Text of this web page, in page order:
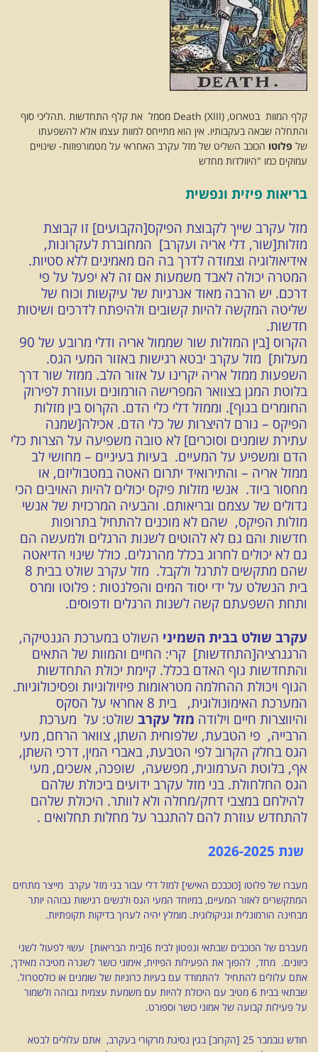
קלף המוות בטארוט, Death (XIII) מסמל את קלף התחדשות .תהליכי סוף
והתחלה שבאה בעקבותיו. אין הוא מתייחס למוות עצמו אלא להשפעתו
של פלוטו הכוכב השליט של מזל עקרב האחראי על מטמורפוזות- שינויים
עמוקים כמו "היוולדות מחדש
בריאות פיזית ונפשית
מזל עקרב שייך לקבוצת הפיקס[הקבועים] זו קבוצת
מזלות[שור, דלי אריה ועקרב] המחוברת לעקרונות,
אידיאולוגיה וצמודה לדרך בה הם מאמינים ללא סטיות.
המטרה יכולה לאבד משמעות אם זה לא יפעל על פי
דרכם. יש הרבה מאוד אנרגיות של עיקשות וכוח של
שליטה המקשה להיות קשובים ולהיפתח לדרכים ושיטות
חדשות.
הקרוס [בין המזלות שור שממול אריה ודלי מרובע של 90
מעלות] מזל עקרב יבטא רגישות באזור המעי הגס.
השפעות ממזל אריה יקרינו על אזור הלב. ממזל שור דרך
בלוטת המגן בצוואר המפרישה הורמונים ועוזרת לפירוק
החומרים בגוף]. וממזל דלי כלי הדם. הקרוס בין מזלות
הפיקס – גורם להיצרות של כלי הדם. אכילה[שמנה
עתירת שומנים וסוכרים] לא טובה משפיעה על הצרות כלי
הדם ומשפיע על המעיים. בעיות בעיניים – מחושי לב
ממזל אריה – והתירואיד יתרום האטה במטבוליזם, או
מחסור ביוד. אנשי מזלות פיקס יכולים להיות האויבים הכי
גדולים של עצמם ובריאותם. והבעיה המרכזית של אנשי
מזלות הפיקס, שהם לא מוכנים להתחיל בתרופות
חדשות והם גם לא להוטים לשנות הרגלים ולמעשה הם
גם לא יכולים לחרוג בכלל מהרגלים. כולל שינוי הדיאטה
שהם מתקשים לתרגל ולקבל. מזל עקרב שולט בבית 8
בית הנשלט על ידי יסוד המים והפלנטות : פלוטו ומרס
ותחת השפעתם קשה לשנות הרגלים ודפוסים.
עקרב שולט בבית השמיני השולט במערכת הגנטיקה,
הרגנרציה[התחדשות] קרי: החיים והמוות של התאים
והתחדשות גוף האדם בכלל. קיימת יכולת התחדשות
הגוף ויכולת ההחלמה מטראומות פיזיולוגיות ופסיכולוגיות.
המערכת האימונולוגית, בית 8 אחראי על הסקס
והיווצרות חיים וילודה מזל עקרב שולט: על מערכת
הרבייה, פי הטבעת, שלפוחית השתן, צוואר הרחם, מעי
הגס בחלק הקרוב לפי הטבעת, באברי המין, דרכי השתן,
אף, בלוטת הערמונית, מפשעה, שופכה, אשכים, מעי
הגס החלחולת. בני מזל עקרב ידועים ביכולת שלהם
להילחם במצבי דחק/מחלה ולא לוותר. היכולת שלהם
להתחדש עוזרת להם להתגבר על מחלות תחלואים .
שנת 2026-2025
מעברו של פלוטו [כוכבכם האישי] למזל דלי עבור בני מזל עקרב מייצר מתחים
המתקשרים לאזור המעיים, במיוחד המעי הגס ולנשים רגישות גבוהה יותר
מבחינה הורמונלית וגניקולוגית. מומלץ יהיה לערוך בדיקות תקופתיות.
מעברם של הכוכבים שבתאי ונפטון לבית 6[בית הבריאות] עשוי לפעול לשני
כיוונים. מחד, להפוך את הפעילות הפיזית, אימוני כושר לשגרה מטיבה מאידך,
אתם עלולים להתחיל להתמודד עם בעיות כרוניות של שומנים או כולסטרול.
שבתאי בבית 6 מטיב עם היכולת להיות עם משמעת עצמית גבוהה ולשמור
על פעילות קבועה של אמוני כושר וספורט.
חודש נובמבר 25 [הקרוב] בגין נסיגת מרקורי בעקרב, אתם עלולים לבטא